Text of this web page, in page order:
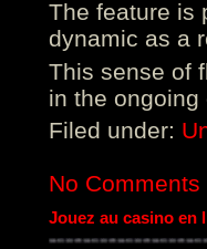
The feature is
dynamic as a
This sense of
in the ongoing
Filed under:
No Comments
Jouez au casino en